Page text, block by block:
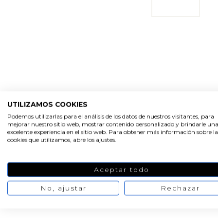
UTILIZAMOS COOKIES
Podemos utilizarlas para el análisis de los datos de nuestros visitantes, para
mejorar nuestro sitio web, mostrar contenido personalizado y brindarle una
excelente experiencia en el sitio web. Para obtener más información sobre
cookies que utilizamos, abre los ajustes.
Aceptar todo
No, ajustar Rechazar